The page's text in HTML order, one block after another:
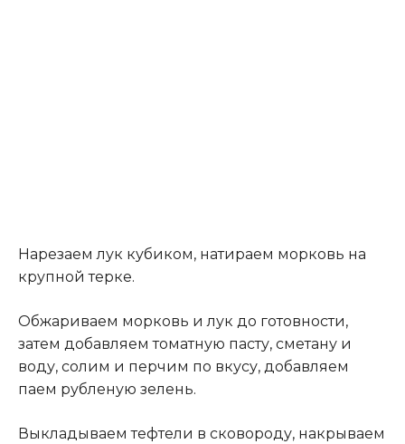
Нарезаем лук кубиком, натираем морковь на
крупной терке.
Обжариваем морковь и лук до готовности,
затем добавляем томатную пасту, сметану и
воду, солим и перчим по вкусу, добавляем
паем рубленую зелень.
Выкладываем тефтели в сковороду, накрываем